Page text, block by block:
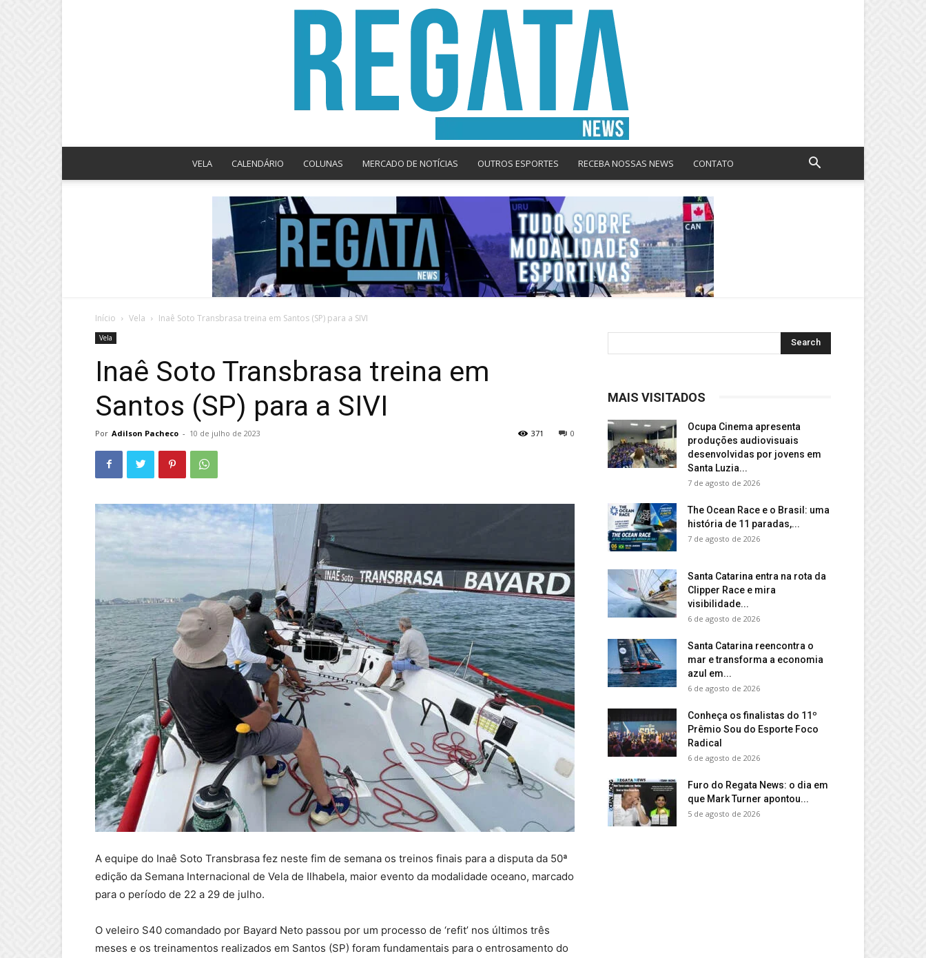
News
VELA CALENDÁRIO COLUNAS MERCADO DE NOTÍCIAS OUTROS ESPORTES RECEBA NOSSAS NEWS CONTATO
Início Vela Inaê Soto Transbrasa treina em Santos (SP) para a SIVI
Vela
Inaê Soto Transbrasa treina em
Santos (SP) para a SIVI
Por Adilson Pacheco - 10 de julho de 2023 0
371
A equipe do Inaê Soto Transbrasa fez neste fim de semana os treinos finais para a disputa da 50ª
edição da Semana Internacional de Vela de Ilhabela, maior evento da modalidade oceano, marcado
para o período de 22 a 29 de julho.
O veleiro S40 comandado por Bayard Neto passou por um processo de ‘refit’ nos últimos três
meses e os treinamentos realizados em Santos (SP) foram fundamentais para o entrosamento do
MAIS VISITADOS
Ocupa Cinema apresenta
produções audiovisuais
desenvolvidas por jovens em
Santa Luzia...
7 de agosto de 2026
The Ocean Race e o Brasil: uma
história de 11 paradas,...
7 de agosto de 2026
Santa Catarina entra na rota da
Clipper Race e mira
visibilidade...
6 de agosto de 2026
Santa Catarina reencontra o
mar e transforma a economia
azul em...
6 de agosto de 2026
Conheça os finalistas do 11º
Prêmio Sou do Esporte Foco
Radical
6 de agosto de 2026
Furo do Regata News: o dia em
que Mark Turner apontou...
5 de agosto de 2026